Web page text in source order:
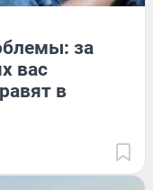
за
вас
в